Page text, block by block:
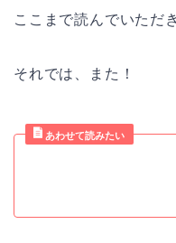
ここまで読んでいただ
それでは、また！